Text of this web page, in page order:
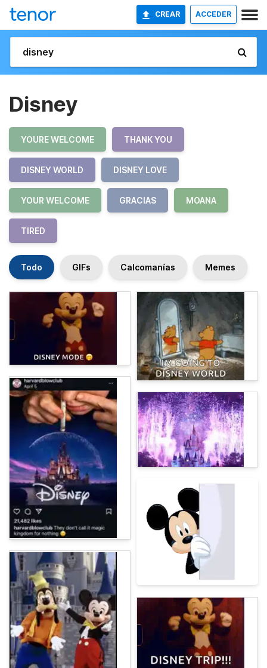
CREAR ACCEDER
Disney
YOURE WELCOME THANK YOU
DISNEY WORLD DISNEY LOVE
YOUR WELCOME GRACIAS MOANA
TIRED
Todo GIFs Calcomanías Memes